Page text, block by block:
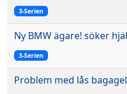
3-Serien
Ny BMW ägare! söker
3-Serien
Problem med lås